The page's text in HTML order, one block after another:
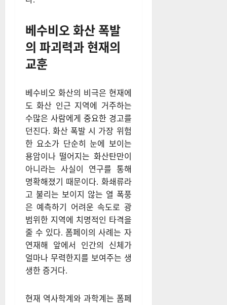
베수비오 화산 폭발
의 파괴력과 현재의
교훈
베수비오 화산의 비극은 현재에
도 화산 인근 지역에 거주하는
수많은 사람에게 중요한 경고를
던진다. 화산 폭발 시 가장 위험
한 요소가 단순히 눈에 보이는
용암이나 떨어지는 화산탄만이
아니라는 사실이 연구를 통해
명확해졌기 때문이다. 화쇄류라
고 불리는 보이지 않는 열 폭풍
은 예측하기 어려운 속도로 광
범위한 지역에 치명적인 타격을
줄 수 있다. 폼페이의 사례는 자
연재해 앞에서 인간의 신체가
얼마나 무력한지를 보여주는 생
생한 증거다.
현재 역사학계와 과학계는 폼페